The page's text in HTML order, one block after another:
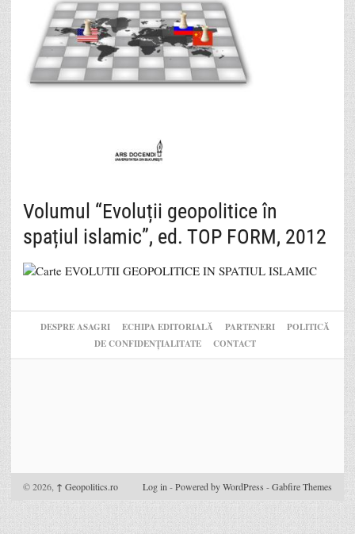
Volumul “Evoluții geopolitice în
spațiul islamic”, ed. TOP FORM, 2012
DESPRE ASAGRI ECHIPA EDITORIALĂ PARTENERI
POLITICĂ
DE CONFIDENȚIALITATE
CONTACT
© 2026, ↑ Geopolitics.ro Log in-Powered by WordPress -Gabfire Themes